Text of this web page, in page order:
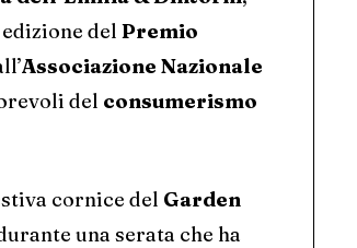
del Premio
Associazione Nazionale
del consumerismo
cornice del Garden
una serata che ha